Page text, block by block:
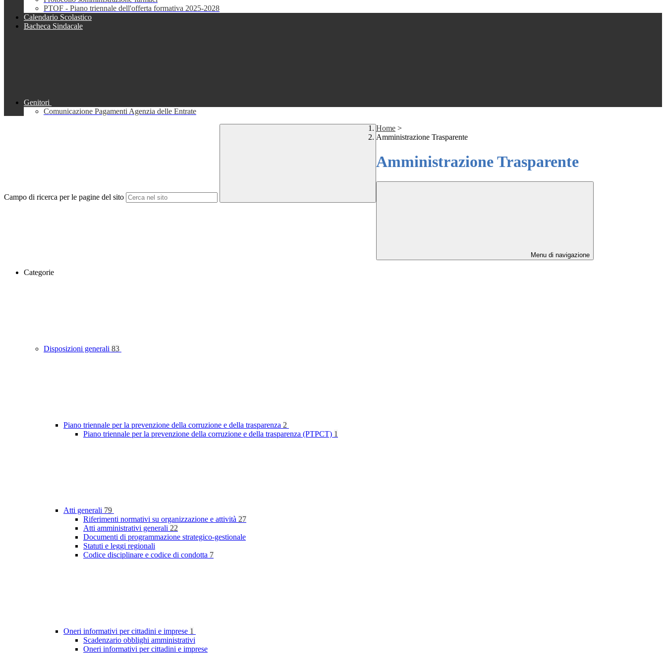
PTOF - Piano triennale dell'offerta formativa 2025-2028
Calendario Scolastico
Bacheca Sindacale
Genitori
Comunicazione Pagamenti Agenzia delle Entrate
Campo di ricerca per le pagine del sito
Home >
Amministrazione Trasparente
Amministrazione Trasparente
Menu di navigazione
Categorie
Disposizioni generali 83
Piano triennale per la prevenzione della corruzione e della trasparenza 2
Piano triennale per la prevenzione della corruzione e della trasparenza (PTPCT) 1
Atti generali 79
Riferimenti normativi su organizzazione e attività 27
Atti amministrativi generali 22
Documenti di programmazione strategico-gestionale
Statuti e leggi regionali
Codice disciplinare e codice di condotta 7
Oneri informativi per cittadini e imprese 1
Scadenzario obblighi amministrativi
Oneri informativi per cittadini e imprese